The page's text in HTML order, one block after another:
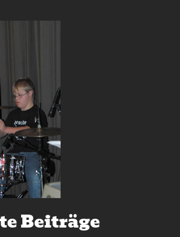
Beiträge